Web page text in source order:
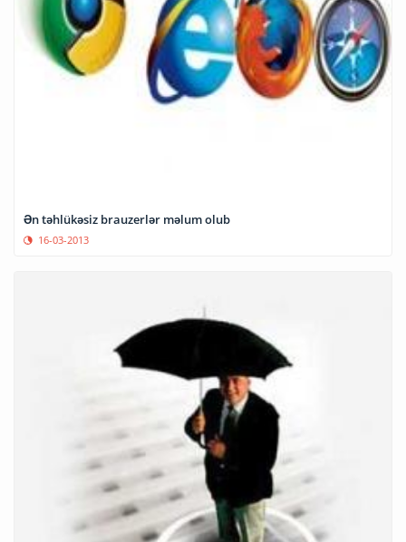
Ən təhlükəsiz brauzerlər məlum olub
16-03-2013